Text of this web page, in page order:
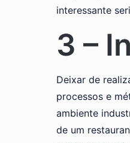
interessante
3 –
Deixar de
processos e
ambiente
de um